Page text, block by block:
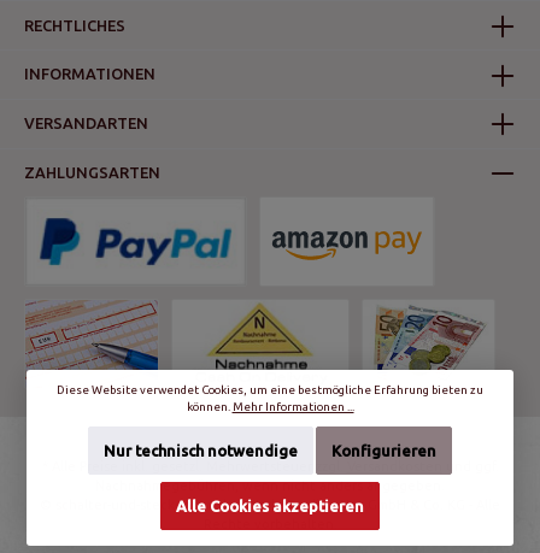
RECHTLICHES
INFORMATIONEN
VERSANDARTEN
ZAHLUNGSARTEN
Nachnahmegebühren, wenn nicht anders angegeben.
© schalter-und-steckdosen.de | World Trading Net GmbH & Co. KG - Alle
Diese Website verwendet Cookies, um eine bestmögliche Erfahrung bieten zu
können. Mehr Informationen ...
Nur technisch notwendige Konfigurieren
Alle Cookies akzeptieren